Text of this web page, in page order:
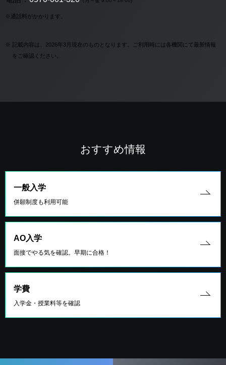
※通話料がかかります。
※ 記載内容は、2026年3月現在のものとなります。ご利用時には各機関にて最新情報
をご確認ください。
おすすめ情報
一般入学
併願制度も利用可能
AO入学
面接でやる気を確認。早期に合格！
学費
入学金・授業料等を確認